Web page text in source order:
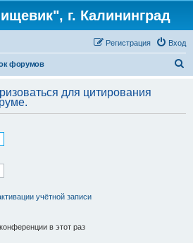
г. Калининград
Вход
Регистрация
форумов
с
для цитирования
учётной записи
в этот раз